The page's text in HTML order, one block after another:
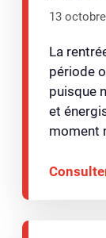
13
La
période
puisque
et
moment